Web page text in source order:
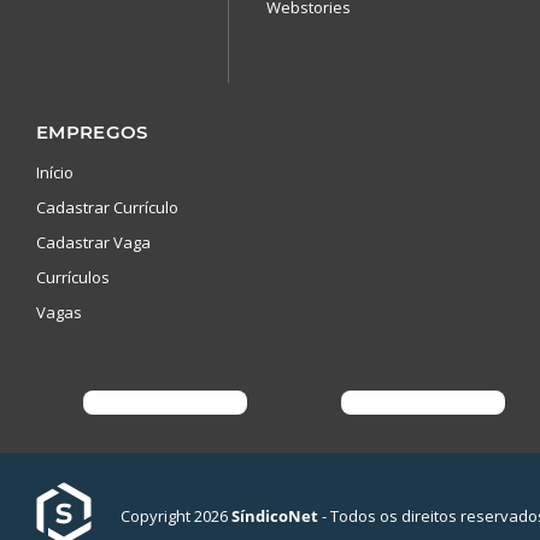
Webstories
EMPREGOS
Início
Cadastrar Currículo
Cadastrar Vaga
Currículos
Vagas
Copyright 2026SíndicoNet- Todos os direitos